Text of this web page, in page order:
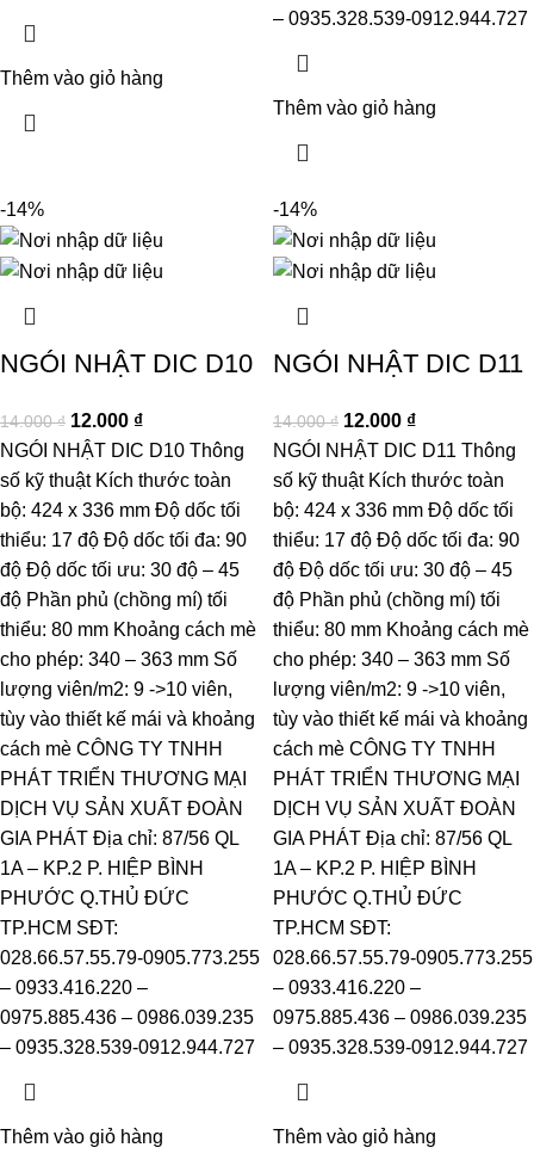
Thêm vào giỏ hàng
– 0935.328.539-0912.944.727
Thêm vào giỏ hàng
-14%
NGÓI NHẬT DIC D10
14.000₫ 12.000 ₫
NGÓI NHẬT DIC D10 Thông
số kỹ thuật Kích thước toàn
bộ: 424 x 336 mm Độ dốc tối
thiểu: 17 độ Độ dốc tối đa: 90
độ Độ dốc tối ưu: 30 độ – 45
độ Phần phủ (chồng mí) tối
thiểu: 80 mm Khoảng cách mè
cho phép: 340 – 363 mm Số
lượng viên/m2: 9 ->10 viên,
tùy vào thiết kế mái và khoảng
cách mè CÔNG TY TNHH
PHÁT TRIỂN THƯƠNG MẠI
DỊCH VỤ SẢN XUẤT ĐOÀN
GIA PHÁT Địa chỉ: 87/56 QL
1A – KP.2 P. HIỆP BÌNH
PHƯỚC Q.THỦ ĐỨC
TP.HCM SĐT:
028.66.57.55.79-0905.773.255
– 0933.416.220 –
0975.885.436 – 0986.039.235
– 0935.328.539-0912.944.727
Thêm vào giỏ hàng
-14%
NGÓI NHẬT DIC D11
14.000₫ 12.000 ₫
NGÓI NHẬT DIC D11 Thông
số kỹ thuật Kích thước toàn
bộ: 424 x 336 mm Độ dốc tối
thiểu: 17 độ Độ dốc tối đa: 90
độ Độ dốc tối ưu: 30 độ – 45
độ Phần phủ (chồng mí) tối
thiểu: 80 mm Khoảng cách mè
cho phép: 340 – 363 mm Số
lượng viên/m2: 9 ->10 viên,
tùy vào thiết kế mái và khoảng
cách mè CÔNG TY TNHH
PHÁT TRIỂN THƯƠNG MẠI
DỊCH VỤ SẢN XUẤT ĐOÀN
GIA PHÁT Địa chỉ: 87/56 QL
1A – KP.2 P. HIỆP BÌNH
PHƯỚC Q.THỦ ĐỨC
TP.HCM SĐT:
028.66.57.55.79-0905.773.255
– 0933.416.220 –
0975.885.436 – 0986.039.235
– 0935.328.539-0912.944.727
Thêm vào giỏ hàng